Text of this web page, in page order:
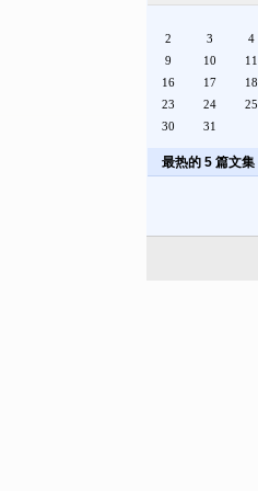
2
3 4
9
10 11
16
17 18
23
24 25
30
31
最热的 5 篇文集